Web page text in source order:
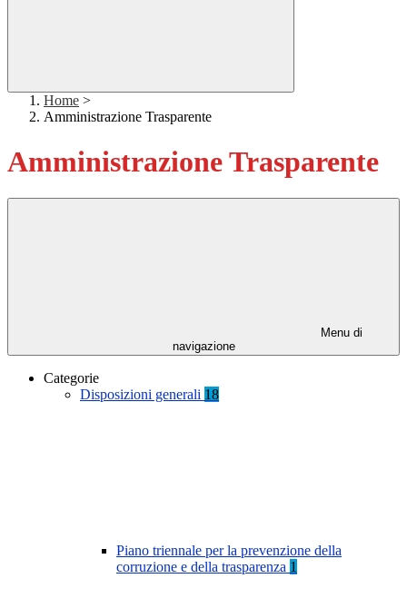
Home >
Amministrazione Trasparente
Amministrazione Trasparente
Menu di
navigazione
Categorie
Disposizioni generali 18
Piano triennale per la prevenzione della
corruzione e della trasparenza 1